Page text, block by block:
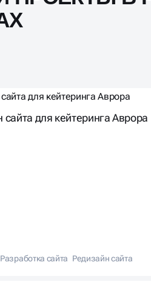
сайта для кейтеринга Аврора
Разработка сайта Редизайн сайта